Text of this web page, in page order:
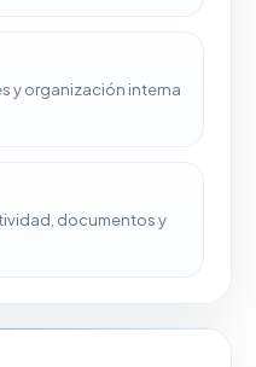
y organización interna
documentos y